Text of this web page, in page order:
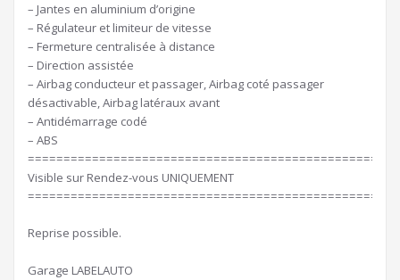
– Jantes en aluminium d’origine
– Régulateur et limiteur de vitesse
– Fermeture centralisée à distance
– Direction assistée
– Airbag conducteur et passager, Airbag coté passager
désactivable, Airbag latéraux avant
– Antidémarrage codé
– ABS
Visible sur Rendez-vous UNIQUEMENT
Reprise possible.
Garage LABELAUTO